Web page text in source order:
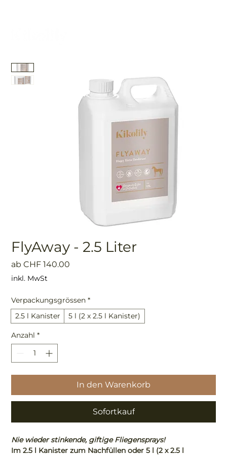
FlyAway - 2.5 Liter
abCHF 140.00
inkl. MwSt
Verpackungsgrössen *
2.5 l Kanister
5 l (2 x 2.5 l Kanister)
Anzahl *
In den Warenkorb
Sofortkauf
Nie wieder stinkende, giftige Fliegensprays!
Im 2.5 l Kanister zum Nachfüllen oder 5 l (2 x 2.5 l